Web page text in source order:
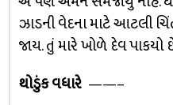
ઝાડની વેદના માટે આટલી
જાય. તું મારે ખોળે દેવ પાકયો
થોડુંક વધારે——–